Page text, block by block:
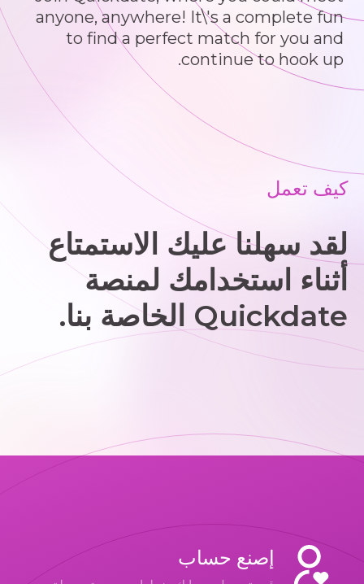
anyone, anywhere! It\'s a complete fun
to find a perfect match for you and
continue to hook up.
كيف تعمل
لقد سهلنا عليك الاستمتاع
أثناء استخدامك لمنصة
Quickdate الخاصة بنا.
إصنع حساب